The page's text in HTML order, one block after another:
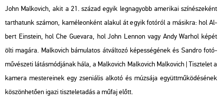
John Mal­ko­vich, akit a 21. szá­zad egyik leg­na­gyobb ame­ri­kai szí­né­sze­ként
tart­ha­tunk szá­mon, ka­mé­le­on­ként ala­kul át egyik fo­tó­ról a má­sik­ra: hol Al­
bert Eins­tein, hol Che Gu­e­va­ra, hol John Len­non vagy Andy War­hol képét
ölti ma­gá­ra. Mal­ko­vich bá­mu­la­tos át­vál­to­zó ké­pes­sé­gé­nek és Sand­ro fo­tó­
mű­vé­sze­ti lá­tás­mód­já­nak hála, a Mal­ko­vich Mal­ko­vich Mal­ko­vich | Tisz­te­let a
ka­me­ra mes­te­re­i­nek egy zse­ni­á­lis al­ko­tó és mú­zsá­ja együtt­mű­kö­dé­sé­nek
kö­szön­he­tő­en igazi tisz­te­let­adás a műfaj előtt.